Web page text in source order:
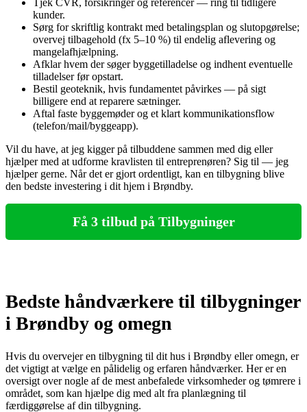
kunder.
Sørg for skriftlig kontrakt med betalingsplan og slutopgørelse;
overvej tilbagehold (fx 5–10 %) til endelig aflevering og
mangelafhjælpning.
Afklar hvem der søger byggetilladelse og indhent eventuelle
tilladelser før opstart.
Bestil geoteknik, hvis fundamentet påvirkes — på sigt
billigere end at reparere sætninger.
Aftal faste byggemøder og et klart kommunikationsflow
(telefon/mail/byggeapp).
Vil du have, at jeg kigger på tilbuddene sammen med dig eller
hjælper med at udforme kravlisten til entreprenøren? Sig til — jeg
hjælper gerne. Når det er gjort ordentligt, kan en tilbygning blive
den bedste investering i dit hjem i Brøndby.
Få 3 tilbud på Tilbygninger
Bedste håndværkere til tilbygninger
i Brøndby og omegn
Hvis du overvejer en tilbygning til dit hus i Brøndby eller omegn, er
det vigtigt at vælge en pålidelig og erfaren håndværker. Her er en
oversigt over nogle af de mest anbefalede virksomheder og tømrere i
området, som kan hjælpe dig med alt fra planlægning til
færdiggørelse af din tilbygning.